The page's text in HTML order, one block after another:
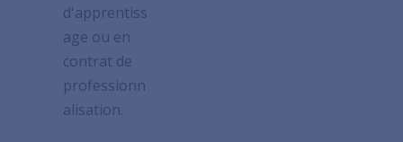
d'apprentiss
age ou en
contrat de
professionn
alisation.